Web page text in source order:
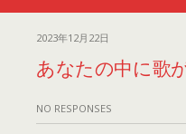
2023年12月22日
あなたの中に歌
NO RESPONSES